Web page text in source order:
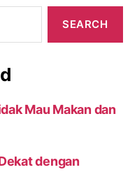
Mau Makan dan
dengan